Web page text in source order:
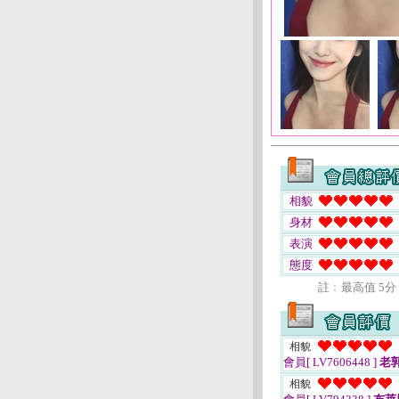
相貌
身材
表演
態度
註﹕最高值 5分
相貌
會員[ LV7606448 ] 老
相貌